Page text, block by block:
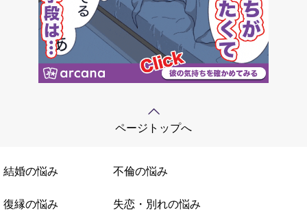
ページトップへ
結婚の悩み 不倫の悩み
復縁の悩み 失恋・別れの悩み